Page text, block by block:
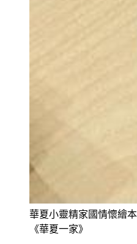
華夏小靈精家國情懷繪
《華夏一家》